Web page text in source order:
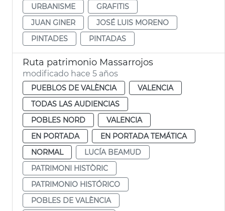
URBANISME
GRAFITIS
JUAN GINER
JOSÉ LUIS MORENO
PINTADES
PINTADAS
Ruta patrimonio Massarrojos
modificado hace 5 años
PUEBLOS DE VALÈNCIA
VALENCIA
TODAS LAS AUDIENCIAS
POBLES NORD
VALENCIA
EN PORTADA
EN PORTADA TEMÁTICA
NORMAL
LUCÍA BEAMUD
PATRIMONI HISTÒRIC
PATRIMONIO HISTÓRICO
POBLES DE VALÈNCIA